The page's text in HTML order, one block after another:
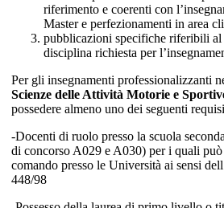
riferimento e coerenti con
Master e perfezionamenti in area
pubblicazioni specifiche riferibili al
disciplina richiesta per
Per gli insegnamenti professionalizzanti
Scienze delle Attività Motorie e
possedere almeno uno dei seguenti
-Docenti di ruolo presso la scuola
di concorso A029 e A030) per i quali può
comando presso le Università ai sensi
448/98